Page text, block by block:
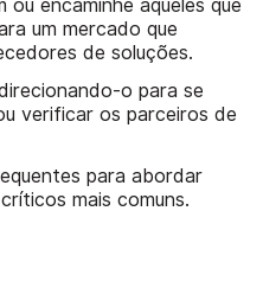
encaminhe aqueles que
um mercado que
de soluções.
o para se
verificar os parceiros de
para abordar
mais comuns.